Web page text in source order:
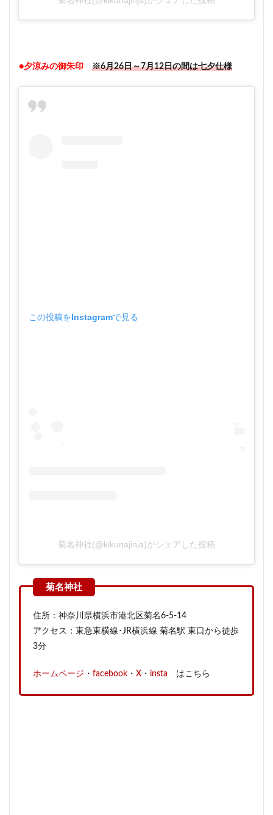
●夕涼みの御朱印 ※6月26日～7月12日の間は七夕仕様
この投稿をInstagramで見る
菊名神社(@kikunajinja)がシェアした投稿
住所：神奈川県横浜市港北区菊名6-5-14
アクセス：東急東横線･JR横浜線 菊名駅 東口から徒歩
3分
ホームページ ・ facebook ・ X ・ insta はこちら